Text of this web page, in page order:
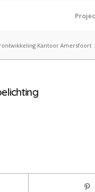
Kantoor Amersfoort